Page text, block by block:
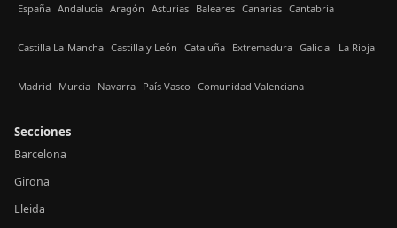
España Andalucía Aragón Asturias Baleares Canarias Cantabria
Castilla La-Mancha Castilla y León Cataluña Extremadura Galicia La Rioja
Madrid Murcia Navarra País Vasco Comunidad Valenciana
Secciones
Barcelona
Girona
Lleida